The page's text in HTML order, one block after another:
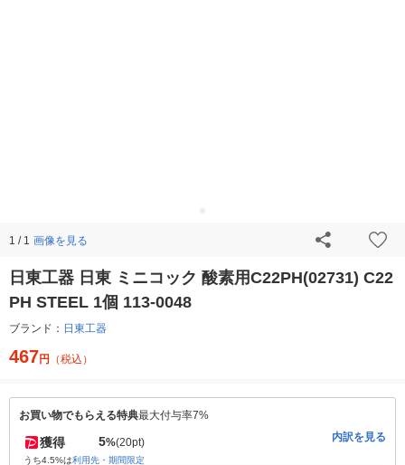
1 / 1 画像を見る
日東工器 日東 ミニコック 酸素用C22PH(02731) C22
PH STEEL 1個 113-0048
ブランド： 日東工器
467円 （税込）
お買い物でもらえる特典最大付与率7%
獲得 5%(20pt)
うち4.5%は利用先・期間限定
内訳を見る